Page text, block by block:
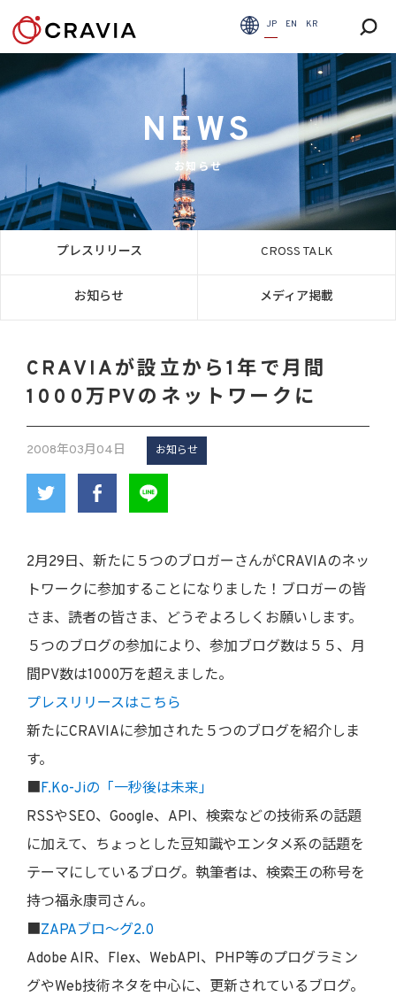
JP EN KR
NEWS
お知らせ
プレスリリース CROSS TALK
お知らせ メディア掲載
CRAVIAが設立から1年で月間
1000万PVのネットワークに
2008年03月04日 お知らせ
2月29日、新たに５つのブロガーさんがCRAVIAのネッ
トワークに参加することになりました！ブロガーの皆
さま、読者の皆さま、どうぞよろしくお願いします。
５つのブログの参加により、参加ブログ数は５５、月
間PV数は1000万を超えました。
プレスリリースはこちら
新たにCRAVIAに参加された５つのブログを紹介しま
す。
■F.Ko-Jiの「一秒後は未来」
RSSやSEO、Google、API、検索などの技術系の話題
に加えて、ちょっとした豆知識やエンタメ系の話題を
テーマにしているブログ。執筆者は、検索王の称号を
持つ福永康司さん。
■ZAPAブロ～グ2.0
Adobe AIR、Flex、WebAPI、PHP等のプログラミン
グやWeb技術ネタを中心に、更新されているブログ。